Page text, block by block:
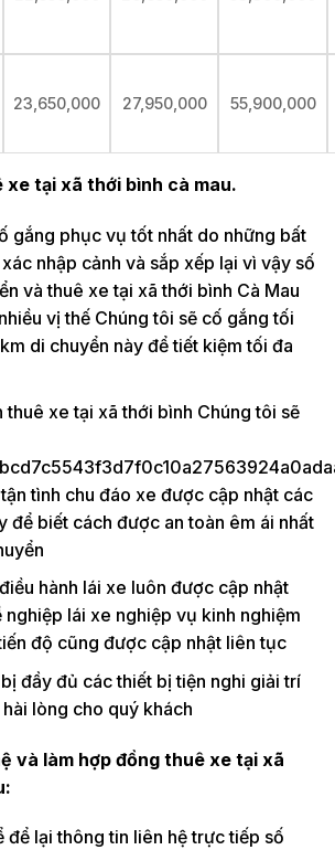
23,650,000 27,950,000 55,900,000
xe tại xã thới bình cà mau.
gắng phục vụ tốt nhất do những bất
nhập cảnh và sắp xếp lại vì vậy số
và thuê xe tại xã thới bình Cà Mau
vị thế Chúng tôi sẽ cố gắng tối
di chuyển này để tiết kiệm tối đa
thuê xe tại xã thới bình Chúng tôi sẽ
tình chu đáo xe được cập nhật các
để biết cách được an toàn êm ái nhất
hành lái xe luôn được cập nhật
nghiệp lái xe nghiệp vụ kinh nghiệm
độ cũng được cập nhật liên tục
đầy đủ các thiết bị tiện nghi giải trí
lòng cho quý khách
và làm hợp đồng thuê xe tại xã
để lại thông tin liên hệ trực tiếp số